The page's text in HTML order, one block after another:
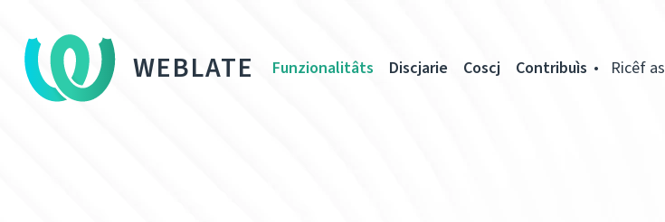
WEBLATE Funzionalitâts Discjarie Coscj Contribuìs Ricêf